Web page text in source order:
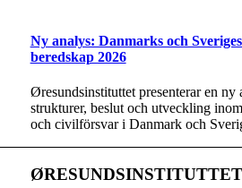
Ny analys: Danmarks och
beredskap 2026
Øresundsinstituttet presenterar en ny
strukturer, beslut och utveckling
och civilförsvar i Danmark och
ØRESUNDSINSTITUTTET